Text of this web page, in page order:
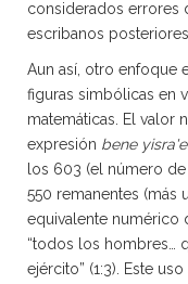
considerados errores
escribanos posteriores
Aun así, otro enfoque
figuras simbólicas en
matemáticas. El valor
expresión bene
los 603 (el número
550 remanentes (más
equivalente numérico
“todos los hombres…
ejército” (1:3). Este